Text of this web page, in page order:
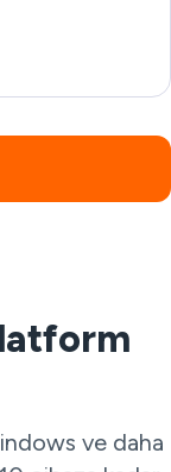
ve daha